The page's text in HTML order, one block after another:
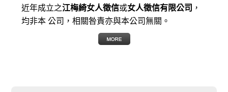
近年成立之江梅綺女人徵信或女人徵信有限公司 ，
均非本 公司，相關咎責亦與本公司無關。